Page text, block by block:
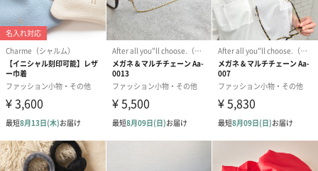
ビニール袋有料オプション
あり（50円）